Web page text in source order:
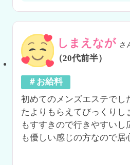
しまえなが さ
（20代前半）
＃お給料
初めてのメンズエステでし
たよりもらえてびっくりし
もすすきので行きやすいし
も優しい感じの方なので居